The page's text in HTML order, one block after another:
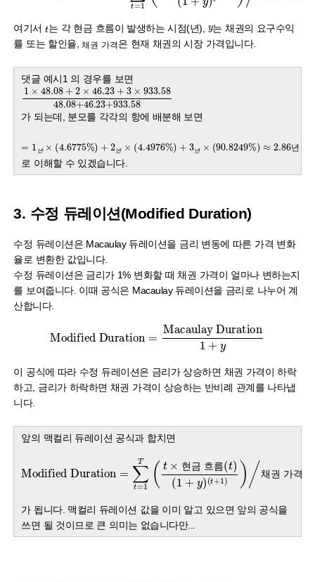
현 흐
여기서t는 각 현금 흐름이 발생하는 시점(년), y는 채권의 요구수익
률 또는 할인율,채 권 가
격
채권 가 격
채권 가격 은 현재 채권의 시장 가격입니다.
댓글 예시1 의 경우를 보면
1×48.08+2 × 46.23+3×933.58
48.08+46.23+933.58
가 되는데, 분모를 각각의 항에 배분해 보면
1년 × (4.6775% + 2 년 × (4.4976% ) +3 년 ×(90.8249% ) ≈ 2.86
로 이해할 수 있겠습니다.
3. 수정 듀레이션(Modified Duration)
수정 듀레이션은 Macaulay 듀레이션을 금리 변동에 따른 가격 변화
율로 변환한 값입니다.
수정 듀레이션은 금리가 1% 변화할 때 채권 가격이 얼마나 변하는지
를 보여줍니다. 이때 공식은 Macaulay 듀레이션을 금리로 나누어 계
산합니다.
Modified Duration= Macaulay Duration1
이 공식에 따라 수정 듀레이션은 금리가 상승하면 채권 가격이 하락
하고, 금리가 하락하면 채권 가격이 상승하는 반비례 관계를 나타냅
니다.
앞의 맥컬리 듀레이션 공식과 합치면
현 금 흐 름
현금 흐
Modified Duration=∑t =1T(t×현금 흐름 t) (1+ y)
(t +1)) /채권 가격
가 됩니다. 맥컬리 듀레이션 값을 이미 알고 있으면 앞의 공식을
쓰면 될 것이므로 큰 의미는 없습니다만...